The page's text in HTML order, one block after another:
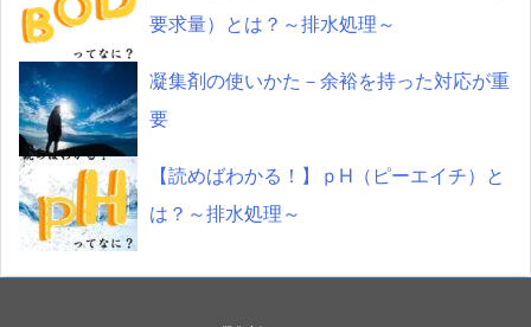
要求量）とは？～排水処理～
凝集剤の使いかた－余裕を持った対応が重
要
【読めばわかる！】ｐH（ピーエイチ）と
は？～排水処理～